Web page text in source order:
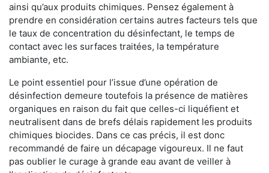
ainsi qu’aux produits chimiques. Pensez également à
prendre en considération certains autres facteurs tels que
le taux de concentration du désinfectant, le temps de
contact avec les surfaces traitées, la température
ambiante, etc.
Le point essentiel pour l’issue d’une opération de
désinfection demeure toutefois la présence de matières
organiques en raison du fait que celles-ci liquéfient et
neutralisent dans de brefs délais rapidement les produits
chimiques biocides. Dans ce cas précis, il est donc
recommandé de faire un décapage vigoureux. Il ne faut
pas oublier le curage à grande eau avant de veiller à